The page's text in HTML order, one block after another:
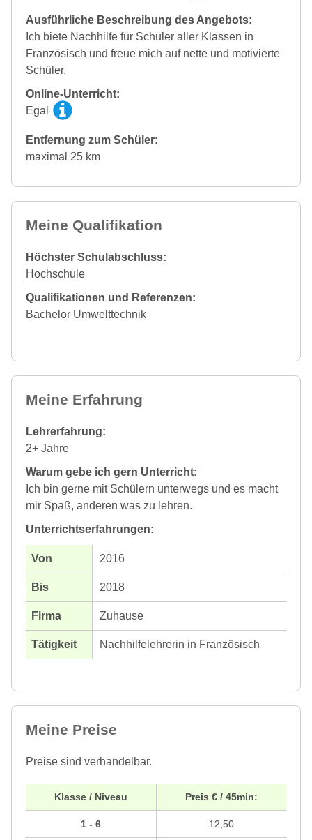
Ausführliche Beschreibung des Angebots:
Ich biete Nachhilfe für Schüler aller Klassen in
Französisch und freue mich auf nette und motivierte
Schüler.
Online-Unterricht:
Egal
Entfernung zum Schüler:
maximal 25 km
Meine Qualifikation
Höchster Schulabschluss:
Hochschule
Qualifikationen und Referenzen:
Bachelor Umwelttechnik
Meine Erfahrung
Lehrerfahrung:
2+ Jahre
Warum gebe ich gern Unterricht:
Ich bin gerne mit Schülern unterwegs und es macht
mir Spaß, anderen was zu lehren.
Unterrichtserfahrungen:
2016
2018
Zuhause
Nachhilfelehrerin in Französisch
Meine Preise
Preise sind verhandelbar.
Klasse / Niveau
1 - 6
Preis € / 45min:
12,50